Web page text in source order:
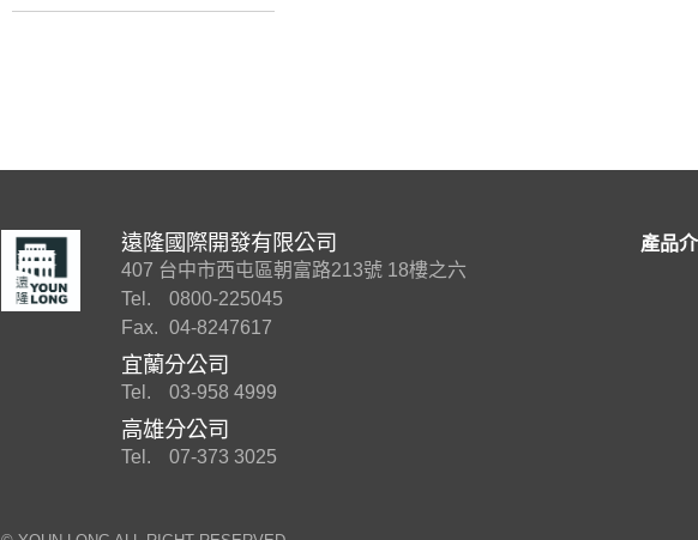
遠隆國際開發有限公司
407 台中市西屯區朝富路213號 18樓之六
Tel.
0800-225045
Fax. 04-8247617
宜蘭分公司
Tel. 03-958 4999
高雄分公司
Tel. 07-373 3025
產品